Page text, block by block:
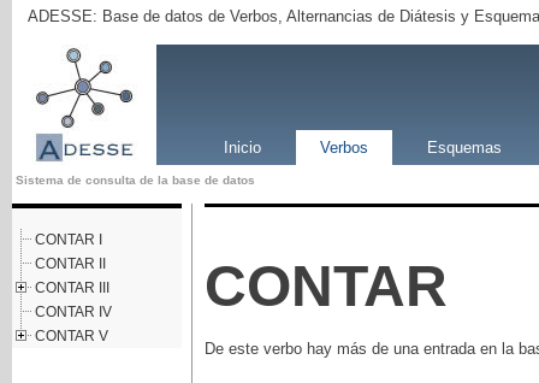
ADESSE: Base de datos de Verbos, Alternancias de Diátesis y
Inicio Verbos Esquemas
Sistema de consulta de la base de datos
CONTAR I
CONTAR II
CONTAR III
CONTAR IV
CONTAR V
CONTAR
De este verbo hay más de una entrada en la